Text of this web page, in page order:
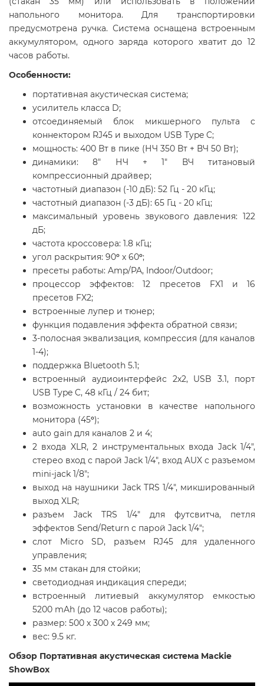
напольного монитора. Для транспортировки
предусмотрена ручка. Система оснащена встроенным
аккумулятором, одного заряда которого хватит до 12
часов работы.
Особенности:
портативная акустическая система;
усилитель класса D;
отсоединяемый блок микшерного пульта с
коннектором RJ45 и выходом USB Type C;
мощность: 400 Вт в пике (НЧ 350 Вт + ВЧ 50 Вт);
динамики: 8" НЧ + 1" ВЧ титановый
компрессионный драйвер;
частотный диапазон (-10 дБ): 52 Гц - 20 кГц;
частотный диапазон (-3 дБ): 65 Гц - 20 кГц;
максимальный уровень звукового давления: 122
дБ;
частота кроссовера: 1.8 кГц;
угол раскрытия: 90° х 60°;
пресеты работы: Amp/PA, Indoor/Outdoor;
процессор эффектов: 12 пресетов FX1 и 16
пресетов FX2;
встроенные лупер и тюнер;
функция подавления эффекта обратной связи;
3-полосная эквализация, компрессия (для каналов
1-4);
поддержка Bluetooth 5.1;
встроенный аудиоинтерфейс 2х2, USB 3.1, порт
USB Type C, 48 кГц / 24 бит;
возможность установки в качестве напольного
монитора (45°);
auto gain для каналов 2 и 4;
2 входа XLR, 2 инструментальных входа Jack 1/4",
стерео вход с парой Jack 1/4", вход AUX с разъемом
mini-jack 1/8";
выход на наушники Jack TRS 1/4", микшированный
выход XLR;
разъем Jack TRS 1/4" для футсвитча, петля
эффектов Send/Return с парой Jack 1/4";
слот Micro SD, разъем RJ45 для удаленного
управления;
35 мм стакан для стойки;
светодиодная индикация спереди;
встроенный литиевый аккумулятор емкостью
5200 mAh (до 12 часов работы);
размер: 500 х 300 х 249 мм;
вес: 9.5 кг.
Обзор Портативная акустическая система Mackie
ShowBox